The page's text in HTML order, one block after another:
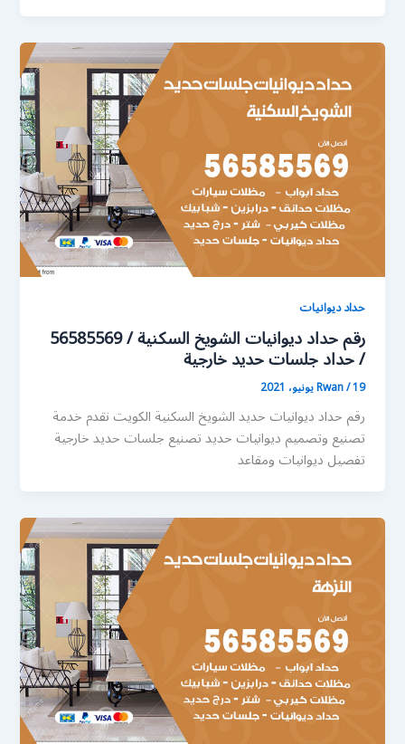
حداد ديوانيات
رقم حداد ديوانيات الشويخ السكنية / 56585569
/ حداد جلسات حديد خارجية
Rwan/19 يونيو، 2021
رقم حداد ديوانيات حديد الشويخ السكنية الكويت نقدم خدمة
تصنيع وتصميم ديوانيات حديد تصنيع جلسات حديد خارجية
تفصيل ديوانيات ومقاعد